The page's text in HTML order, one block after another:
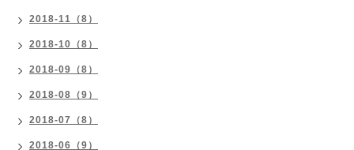
2018-11（8）
2018-10（8）
2018-09（8）
2018-08（9）
2018-07（8）
2018-06（9）